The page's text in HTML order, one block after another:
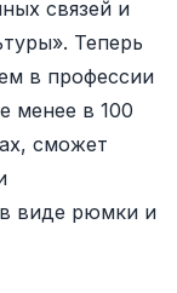
связей и
Теперь
в профессии
менее в 100
сможет
виде рюмки и